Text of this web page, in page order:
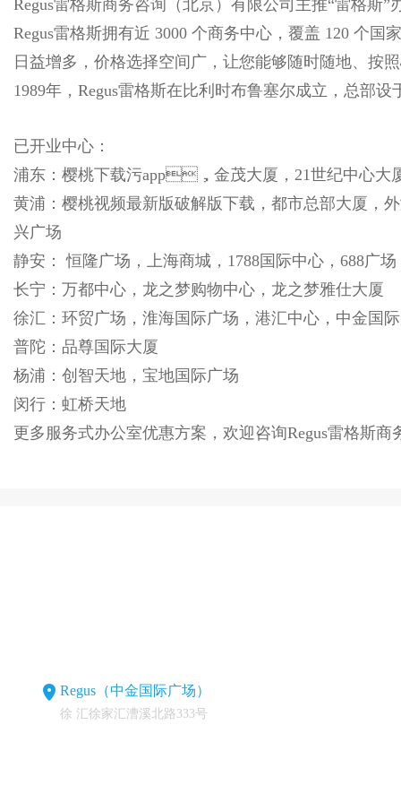
Regus雷格斯商务咨询（北京）有限公司主推“雷格斯”办公
Regus雷格斯拥有近 3000 个商务中心，覆盖 120 个
日益增多，价格选择空间广，让您能够随时随地、按
1989年，Regus雷格斯在比利时布鲁塞尔成立，总部
已开业中心：
浦东：樱桃下载污app，金茂大厦，21世纪中心大厦
黄浦：樱桃视频最新版破解版下载，都市总部大厦，
兴广场
静安： 恒隆广场，上海商城，1788国际中心，688
长宁：万都中心，龙之梦购物中心，龙之梦雅仕大厦
徐汇：环贸广场，淮海国际广场，港汇中心，中金国
普陀：品尊国际大厦
杨浦：创智天地，宝地国际广场
闵行：虹桥天地
更多服务式办公室优惠方案，欢迎咨询Regus雷格斯
Regus（中金国际广场）
徐 汇徐家汇漕溪北路333号